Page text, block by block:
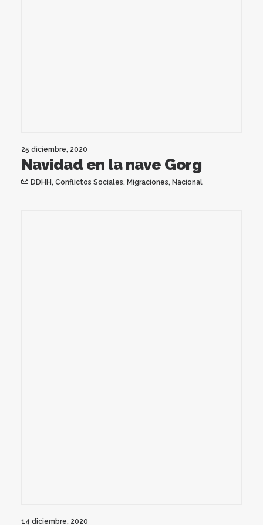
25 diciembre, 2020
Navidad en la nave Gorg
DDHH, Conflictos Sociales, Migraciones, Nacional
14 diciembre, 2020